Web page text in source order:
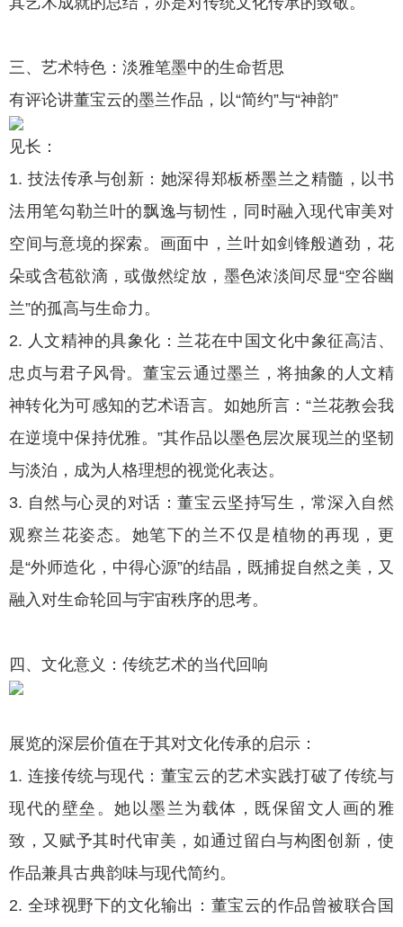
三、艺术特色：淡雅笔墨中的生命哲思
有评论讲董宝云的墨兰作品，以“简约”与“神韵”
见长：
1. 技法传承与创新：她深得郑板桥墨兰之精髓，以书
法用笔勾勒兰叶的飘逸与韧性，同时融入现代审美对
空间与意境的探索。画面中，兰叶如剑锋般遒劲，花
朵或含苞欲滴，或傲然绽放，墨色浓淡间尽显“空谷幽
兰”的孤高与生命力。
2. 人文精神的具象化：兰花在中国文化中象征高洁、
忠贞与君子风骨。董宝云通过墨兰，将抽象的人文精
神转化为可感知的艺术语言。如她所言：“兰花教会我
在逆境中保持优雅。”其作品以墨色层次展现兰的坚韧
与淡泊，成为人格理想的视觉化表达。
3. 自然与心灵的对话：董宝云坚持写生，常深入自然
观察兰花姿态。她笔下的兰不仅是植物的再现，更
是“外师造化，中得心源”的结晶，既捕捉自然之美，又
融入对生命轮回与宇宙秩序的思考。
四、文化意义：传统艺术的当代回响
展览的深层价值在于其对文化传承的启示：
1. 连接传统与现代：董宝云的艺术实践打破了传统与
现代的壁垒。她以墨兰为载体，既保留文人画的雅
致，又赋予其时代审美，如通过留白与构图创新，使
作品兼具古典韵味与现代简约。
2. 全球视野下的文化输出：董宝云的作品曾被联合国